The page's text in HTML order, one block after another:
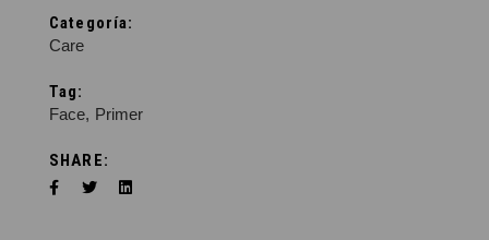
Categoría:
Care
Tag:
Face Primer
SHARE: